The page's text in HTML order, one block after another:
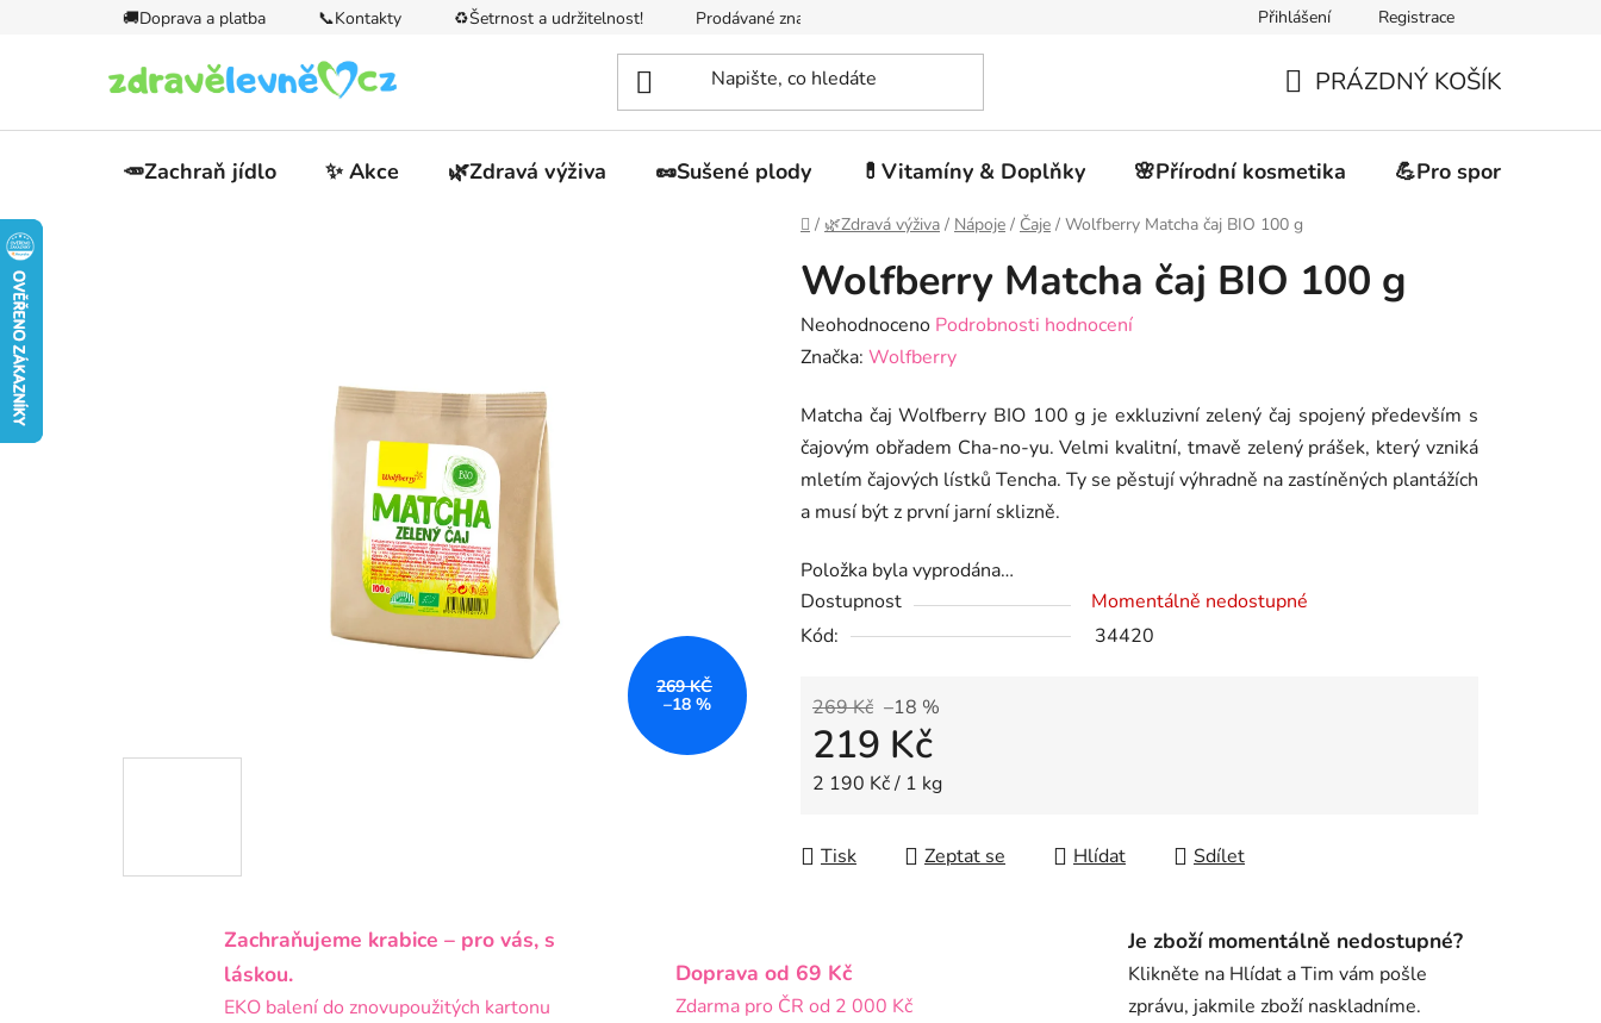
🚚Doprava a platba 📞Kontakty ♻️Šetrnost a udržitelnost! Prodávané značky Obchodní podmínky Podmínky ochrany osobních
Přihlášení Registrace
KOŠÍK
PRÁZDNÝ KOŠÍK
🥕Zachraň jídlo ✨ Akce 🌿Zdravá výživa 🥜Sušené plody 💊Vitamíny & Doplňky 🌸Přírodní kosmetika 💪Pro sportovce
Domů
/ 🌿Zdravá výživa / Nápoje / Čaje / Wolfberry Matcha čaj BIO 100 g
Wolfberry Matcha čaj BIO 100 g
Průměrné
hodnocení
je
0,0
z
5
Neohodnoceno Podrobnosti hodnocení
Značka: Wolfberry
Matcha čaj Wolfberry BIO 100 g je exkluzivní zelený čaj spojený především s
čajovým obřadem Cha-no-yu. Velmi kvalitní, tmavě zelený prášek, který vzniká
mletím čajových lístků Tencha. Ty se pěstují výhradně na zastíněných plantážích
a musí být z první jarní sklizně.
Položka byla vyprodána…
Dostupnost
Momentálně nedostupné
Kód:
34420
269 Kč –18 %
219 Kč
Měrná cena:
2 190 Kč / 1 kg
Tisk Zeptat se Hlídat Sdílet
269 KČ
–18 %
Zachraňujeme krabice – pro vás, s
láskou.
EKO balení do znovupoužitých kartonu
Doprava od 69 Kč
Zdarma pro ČR od 2 000 Kč
Je zboží momentálně nedostupné?
Klikněte na Hlídat a Tim vám pošle
zprávu, jakmile zboží naskladníme.